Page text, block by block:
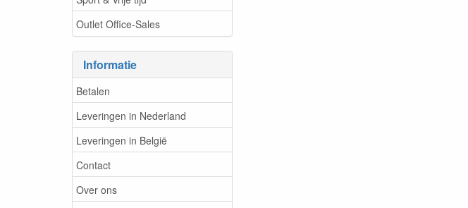
Outlet Office-Sales
Informatie
Betalen
Leveringen in Nederland
Leveringen in België
Contact
Over ons